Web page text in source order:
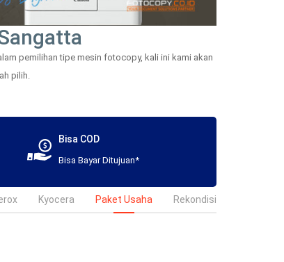
pemilihan tipe mesin fotocopy, kali ini kami akan
pilih.
Bisa COD
Bisa Bayar Ditujuan*
Kyocera Paket Usaha Rekondisi